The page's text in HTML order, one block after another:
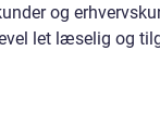
og
let læselig og